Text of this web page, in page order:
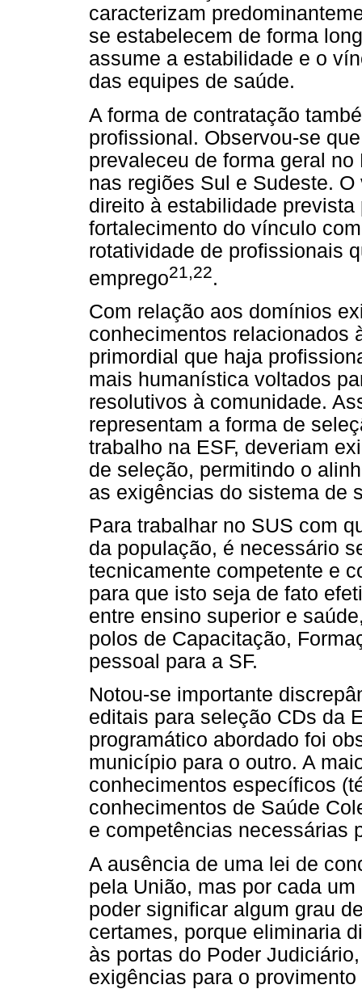
caracterizam
se estabelecem de forma
assume a estabilidade e o
das equipes de saúde.
A forma de contratação
profissional. Observou-se
prevaleceu de forma geral
nas regiões Sul e Sudeste.
direito à estabilidade
fortalecimento do vínculo
rotatividade de profissionais
emprego21,22.
Com relação aos domínios
conhecimentos relacionados
primordial que haja
mais humanística voltados
resolutivos à comunidade.
representam a forma de
trabalho na ESF, deveriam
de seleção, permitindo o
as exigências do sistema de
Para trabalhar no SUS com
da população, é necessário
tecnicamente competente e
para que isto seja de fato
entre ensino superior e
polos de Capacitação,
pessoal para a SF.
Notou-se importante
editais para seleção CDs da
programático abordado foi
município para o outro. A
conhecimentos específicos
conhecimentos de Saúde
e competências necessárias
A ausência de uma lei de
pela União, mas por cada
poder significar algum grau
certames, porque eliminaria
às portas do Poder
exigências para o